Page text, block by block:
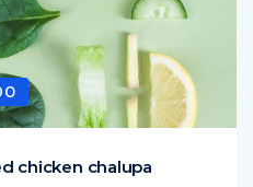
chicken chalupa